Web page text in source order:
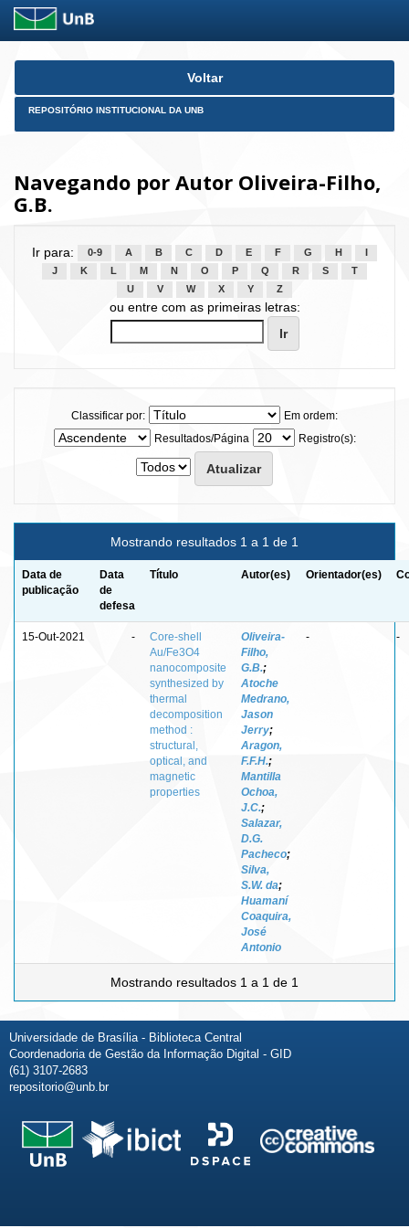
Skip
Voltar
REPOSITÓRIO INSTITUCIONAL DA UNB
Navegando por Autor Oliveira-Filho,
G.B.
Ir para: 0-9 A B C D E F G H
J
K L M N O P Q R S
T
U
V W X Y Z
ou entre com as primeiras letras:
Classificar por:
Em ordem:
Resultados/Página
Registro(s):
Mostrando resultados 1 a 1 de 1
Data de
publicação
Data
de
defesa
Título Autor(es) Orientador(es)
15-Out-2021 -
Core-shell
Au/Fe3O4
nanocomposite
synthesized by
thermal
decomposition
method :
structural,
optical, and
magnetic
properties
Oliveira-
Filho,
G.B.;
Atoche
Medrano,
Jason
Jerry;
Aragon,
F.F.H.;
Mantilla
Ochoa,
J.C.;
Salazar,
D.G.
Pacheco;
Silva,
S.W. da;
Huamaní
Coaquira,
José
Antonio
- -
Mostrando resultados 1 a 1 de 1
Universidade de Brasília - Biblioteca Central
Coordenadoria de Gestão da Informação Digital - GID
(61) 3107-2683
repositorio@unb.br